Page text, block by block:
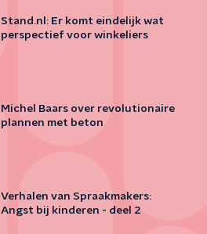
Stand.nl: Er komt eindelijk wat
perspectief voor winkeliers
Michel Baars over revolutionaire
plannen met beton
Verhalen van Spraakmakers:
Angst bij kinderen - deel 2